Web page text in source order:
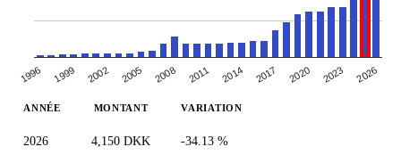
1996 1999 2002 2005 2008 2011 2014 2017 2020 2023 2026
ANNÉE MONTANT VARIATION
2026 4,150 DKK -34.13 %